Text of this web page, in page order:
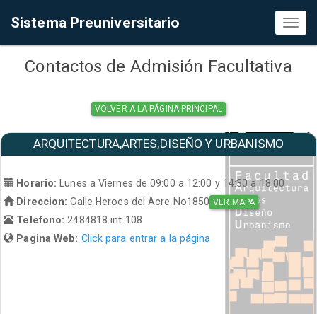
Sistema Preuniversitario
Contactos de Admisión Facultativa
VOLVER A LA PÁGINA PRINCIPAL
ARQUITECTURA,ARTES,DISEÑO Y URBANISMO
Horario:
Lunes a Viernes de 09:00 a 12:00 y 14:30 a 18:00
Direccion: Calle Heroes del Acre No1850 VER MAPA
Telefono: 2484818 int 108
Pagina Web: Click para entrar a la página